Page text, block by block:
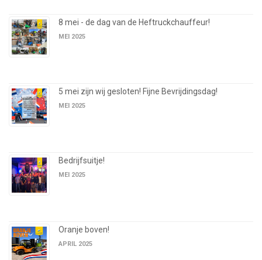
8 mei - de dag van de Heftruckchauffeur!
MEI 2025
5 mei zijn wij gesloten! Fijne Bevrijdingsdag!
MEI 2025
Bedrijfsuitje!
MEI 2025
Oranje boven!
APRIL 2025